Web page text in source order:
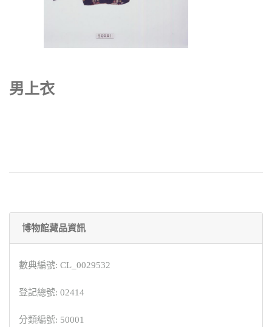
男上衣
博物館藏品資訊
數典編號: CL_0029532
登記總號: 02414
分類編號: 50001